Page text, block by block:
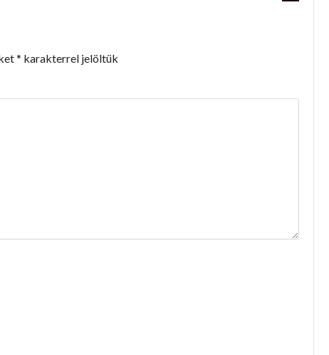
* karakterrel jelöltük